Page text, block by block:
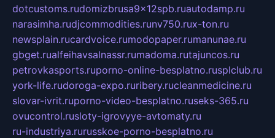
dotcustoms.rudomizbrusa9x12spb.ruautodamp.ru
narasimha.rudjcommodities.runv750.rux-ton.ru
newsplain.rucardvoice.rumodopaper.rumanunae.ru
gbget.rualfeihavsalnassr.rumadoma.rutajuncos.ru
petrovkasports.ruporno-online-besplatno.rusplclub.ru
york-life.rudoroga-expo.ruribery.rucleanmedicine.ru
slovar-ivrit.ruporno-video-besplatno.ruseks-365.ru
ovucontrol.rusloty-igrovyye-avtomaty.ru
ru-industriya.rurusskoe-porno-besplatno.ru